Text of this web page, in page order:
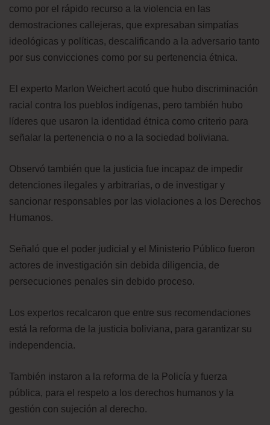
como por el rápido recurso a la violencia en las
demostraciones callejeras, que expresaban simpatías
ideológicas y políticas, descalificando a la adversario tanto
por sus convicciones como por su pertenencia étnica.
El experto Marlon Weichert acotó que hubo discriminación
racial contra los pueblos indígenas, pero también hubo
líderes que usaron la identidad étnica como criterio para
señalar la pertenencia o no a la sociedad boliviana.
Observó también que la justicia fue incapaz de impedir
detenciones ilegales y arbitrarias, o de investigar y
sancionar responsables por las violaciones a los Derechos
Humanos.
Señaló que el poder judicial y el Ministerio Público fueron
actores de investigación sin debida diligencia, de
persecuciones penales sin debido proceso.
Los expertos recalcaron que entre sus recomendaciones
está la reforma de la justicia boliviana, para garantizar su
independencia.
También instaron a la reforma de la Policía y fuerza
pública, para el respeto a los derechos humanos y la
gestión con sujeción al derecho.